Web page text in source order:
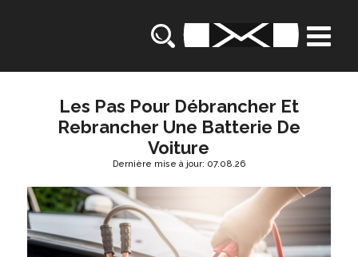
Les Pas Pour Débrancher Et
Rebrancher Une Batterie De
Voiture
Dernière mise à jour: 07.08.26